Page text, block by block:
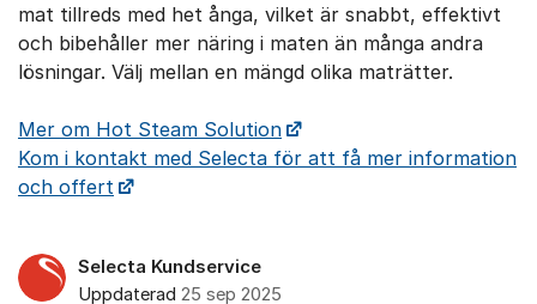
mat tillreds med het ånga, vilket är snabbt, effektivt
och bibehåller mer näring i maten än många andra
lösningar. Välj mellan en mängd olika maträtter.
Mer om Hot Steam Solution
Kom i kontakt med Selecta för att få mer information
och offert
Selecta Kundservice
Uppdaterad 25 sep 2025